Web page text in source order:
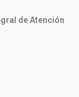
de Atención